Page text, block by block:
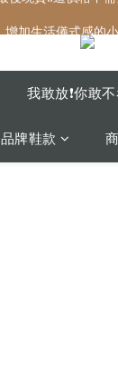
最後現貨‼️這價格不需
增加生活儀式感的
我敢放❗️你敢
品牌鞋款